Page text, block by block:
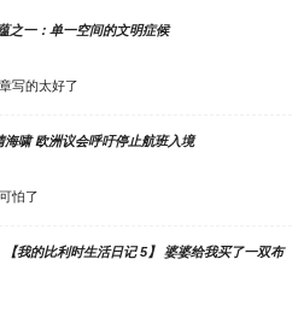
之一：单一空间的文明症候
写的太好了
海啸 欧洲议会呼吁停止航班入境
怕了
【我的比利时生活日记 5】 婆婆给我买了一双布